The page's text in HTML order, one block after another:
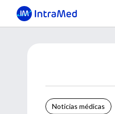
Noticias médicas